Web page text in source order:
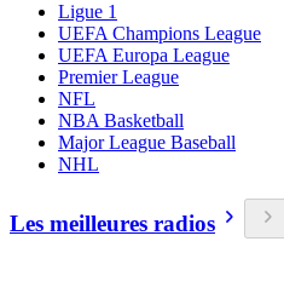
Ligue 1
UEFA Champions League
UEFA Europa League
Premier League
NFL
NBA Basketball
Major League Baseball
NHL
Les meilleures radios